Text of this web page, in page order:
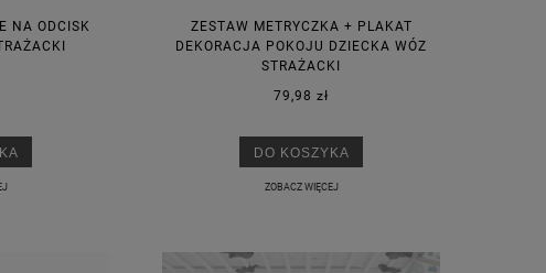
NA ODCISK
ZESTAW METRYCZKA + PLAKAT
DEKORACJA POKOJU DZIECKA WÓZ
STRAŻACKI
79,98 zł
DO KOSZYKA
ZOBACZ WIĘCEJ